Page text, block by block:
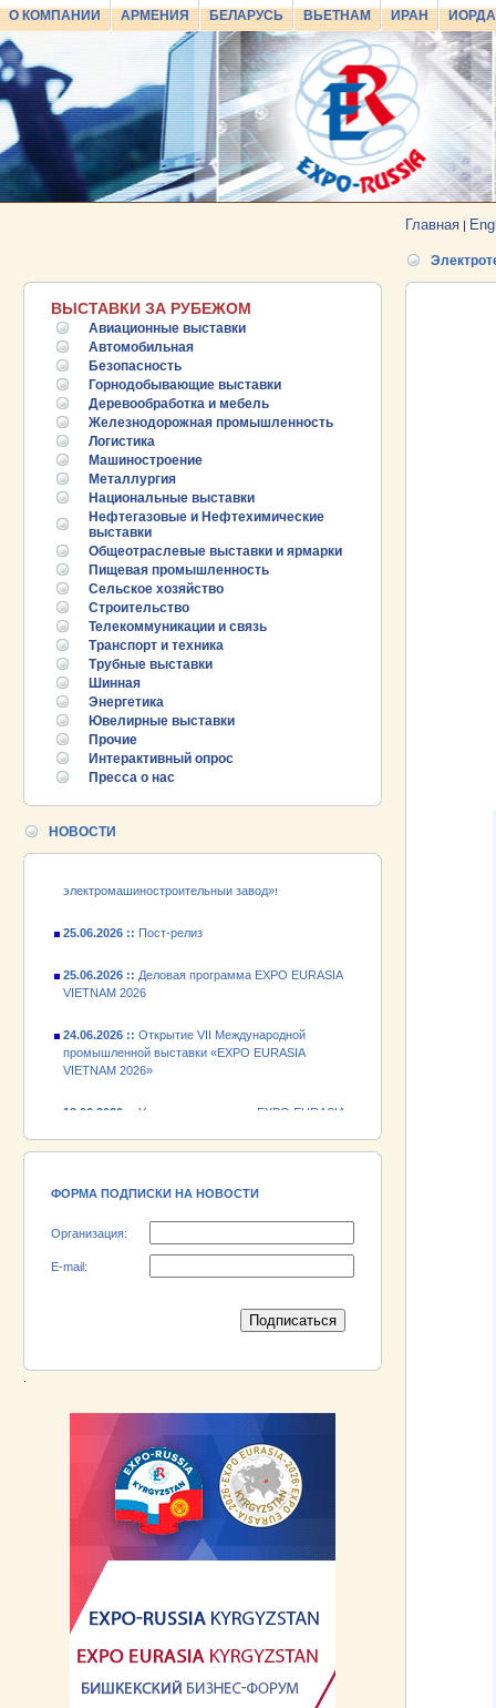
О КОМПАНИИ АРМЕНИЯ БЕЛАРУСЬ ВЬЕТНАМ ИРАН
Главная |
ВЫСТАВКИ ЗА РУБЕЖОМ
Авиационные выставки
Автомобильная
Безопасность
Горнодобывающие выставки
Деревообработка и мебель
Железнодорожная промышленность
Логистика
Машиностроение
Металлургия
Национальные выставки
Нефтегазовые и Нефтехимические
выставки
Общеотраслевые выставки и ярмарки
Пищевая промышленность
Сельское хозяйство
Строительство
Телекоммуникации и связь
Транспорт и техника
Трубные выставки
Шинная
Энергетика
Ювелирные выставки
Прочие
Интерактивный опрос
Пресса о нас
НОВОСТИ
25.06.2026 ::Пост-релиз
25.06.2026 ::
VIETNAM 2026
24.06.2026 ::Открытие VII Международной
промышленной выставки «EXPO EURASIA
18.06.2026 ::
VIETNAM 2026» - АО «Псковский
VIETNAM 2026
промышленной выставки «EXPO EURASIA
VIETNAM 2026»
VIETNAM 2026» - АО «Псковский
ФОРМА ПОДПИСКИ НА НОВОСТИ
Организация:
E-mail: